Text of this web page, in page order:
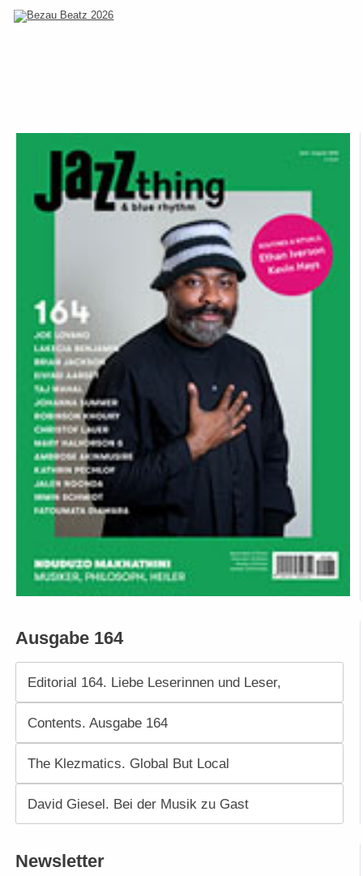
Ausgabe 164
Editorial 164. Liebe Leserinnen und Leser,
Contents. Ausgabe 164
The Klezmatics. Global But Local
David Giesel. Bei der Musik zu Gast
Newsletter